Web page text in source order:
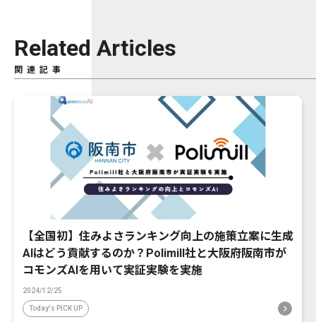
Related Articles
関連記事
【全国初】住みよさランキング向上の施策立案に生成
AIはどう貢献するのか？Polimill社と大阪府阪南市が
コモンズAIを用いて実証実験を実施
2024/12/25
Today's PICK UP